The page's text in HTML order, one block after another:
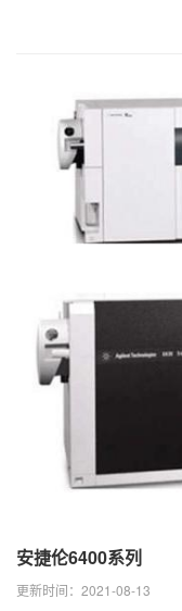
安捷伦6400系列
更新时间：2021-08-13